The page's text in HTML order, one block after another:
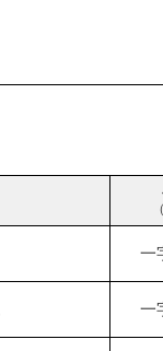
一
一